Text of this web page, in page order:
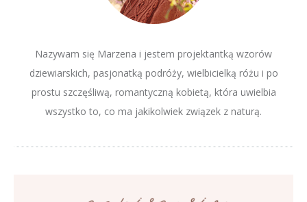
Nazywam się Marzena i jestem projektantką wzorów
dziewiarskich, pasjonatką podróży, wielbicielką różu i po
prostu szczęśliwą, romantyczną kobietą, która uwielbia
wszystko to, co ma jakikolwiek związek z naturą.